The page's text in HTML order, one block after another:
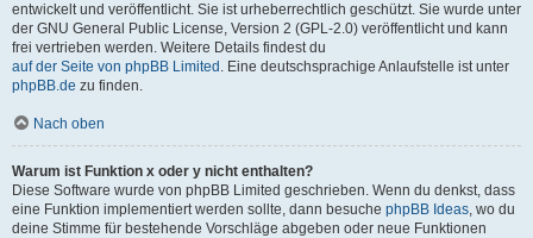
entwickelt und veröffentlicht. Sie ist urheberrechtlich geschützt. Sie wurde unter
der GNU General Public License, Version 2 (GPL-2.0) veröffentlicht und kann
frei vertrieben werden. Weitere Details findest du
auf der Seite von phpBB Limited . Eine deutschsprachige Anlaufstelle ist unter
phpBB.de zu finden.
Nach oben
Warum ist Funktion x oder y nicht enthalten?
Diese Software wurde von phpBB Limited geschrieben. Wenn du denkst, dass
eine Funktion implementiert werden sollte, dann besuche phpBB Ideas, wo du
deine Stimme für bestehende Vorschläge abgeben oder neue Funktionen